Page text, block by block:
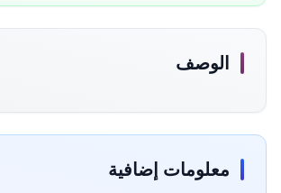
الوصف
معلومات إضافية